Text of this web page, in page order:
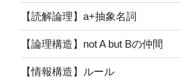
【読解論理】a+抽象名詞
【論理構造】not A but Bの仲間
【情報構造】ルール